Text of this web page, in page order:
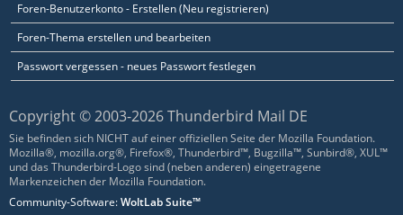
Foren-Benutzerkonto - Erstellen (Neu registrieren)
Foren-Thema erstellen und bearbeiten
Passwort vergessen - neues Passwort festlegen
Copyright © 2003-2026 Thunderbird Mail DE
Sie befinden sich NICHT auf einer offiziellen Seite der Mozilla Foundation.
Mozilla®, mozilla.org®, Firefox®, Thunderbird™, Bugzilla™, Sunbird®, XUL™
und das Thunderbird-Logo sind (neben anderen) eingetragene
Markenzeichen der Mozilla Foundation.
Community-Software:WoltLab Suite™